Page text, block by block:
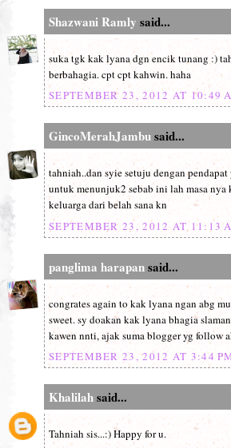
Shazwani Ramly said...
suka tgk kak lyana dgn encik tunang :)
berbahagia. cpt cpt kahwin. haha
SEPTEMBER 23, 2012 AT 10:49
GincoMerahJambusaid...
tahniah..dan syie setuju dengan
untuk menunjuk2 sebab ini lah masa nya
keluarga dari belah sana kn
SEPTEMBER 23, 2012 AT 11:13
panglima harapansaid...
congrates again to kak lyana ngan abg
sweet. sy doakan kak lyana bhagia
kawen nnti, ajak suma blogger yg follow
SEPTEMBER 23, 2012 AT 3:44
Khalilahsaid...
Tahniah sis...:) Happy for u.